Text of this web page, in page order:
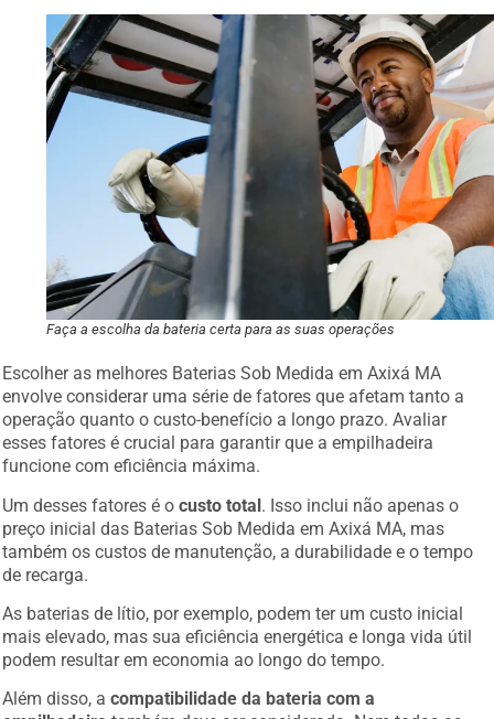
Faça a escolha da bateria certa para as suas operações
Escolher as melhores Baterias Sob Medida em Axixá MA
envolve considerar uma série de fatores que afetam tanto a
operação quanto o custo-benefício a longo prazo. Avaliar
esses fatores é crucial para garantir que a empilhadeira
funcione com eficiência máxima.
Um desses fatores é ocusto total. Isso inclui não apenas o
preço inicial das Baterias Sob Medida em Axixá MA, mas
também os custos de manutenção, a durabilidade e o tempo
de recarga.
As baterias de lítio, por exemplo, podem ter um custo inicial
mais elevado, mas sua eficiência energética e longa vida útil
podem resultar em economia ao longo do tempo.
Além disso, acompatibilidade da bateria com a